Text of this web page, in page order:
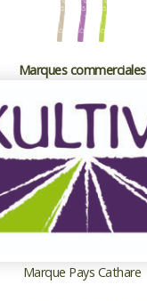
Marques commerciales
Marque Pays Cathare